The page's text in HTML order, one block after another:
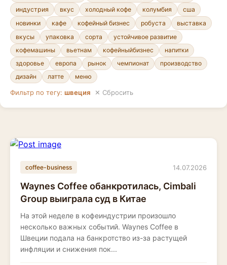
индустрия
вкус холодный кофе колумбия
сша
новинки
кафе кофейный бизнес робуста
выставка
вкусы
упаковка сорта
устойчивое развитие
кофемашины
вьетнам кофейныйбизнес
напитки
здоровье
европа рынок чемпионат
производство
дизайн
латте меню
Фильтр по тегу: швеция ✕ Сбросить
coffee-business 14.07.2026
Waynes Coffee обанкротилась, Cimbali
Group выиграла суд в Китае
На этой неделе в кофеиндустрии произошло
несколько важных событий. Waynes Coffee в
Швеции подала на банкротство из-за растущей
инфляции и снижения пок...